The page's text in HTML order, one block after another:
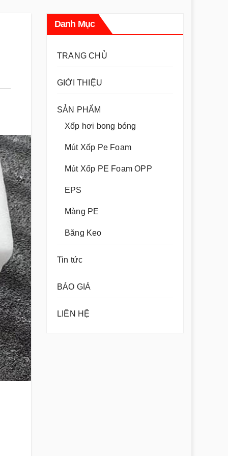
Danh Mục
TRANG CHỦ
GIỚI THIỆU
SẢN PHẨM
Xốp hơi bong bóng
Mút Xốp Pe Foam
Mút Xốp PE Foam OPP
EPS
Màng PE
Băng Keo
Tin tức
BÁO GIÁ
LIÊN HỆ